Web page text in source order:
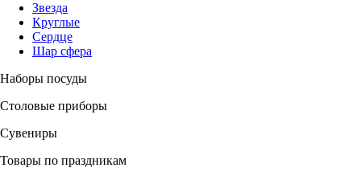
Звезда
Круглые
Сердце
Шар сфера
Наборы посуды
Столовые приборы
Сувениры
Товары по праздникам